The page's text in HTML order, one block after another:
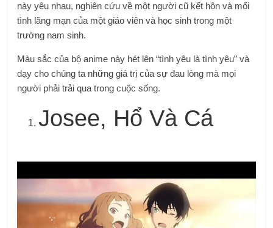
này yêu nhau, nghiên cứu về một người cũ kết hôn và mối
tình lãng mạn của một giáo viên và học sinh trong một
trường nam sinh.
Màu sắc của bộ anime này hét lên “tình yêu là tình yêu” và
dạy cho chúng ta những giá trị của sự đau lòng mà mọi
người phải trải qua trong cuộc sống.
Josee, Hổ Và Cá